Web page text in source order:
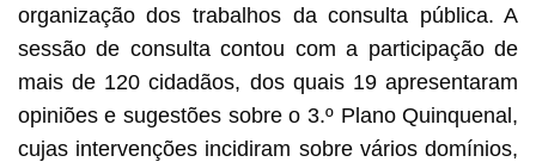
organização dos trabalhos da consulta pública. A
sessão de consulta contou com a participação de
mais de 120 cidadãos, dos quais 19 apresentaram
opiniões e sugestões sobre o 3.º Plano Quinquenal,
cujas intervenções incidiram sobre vários domínios,